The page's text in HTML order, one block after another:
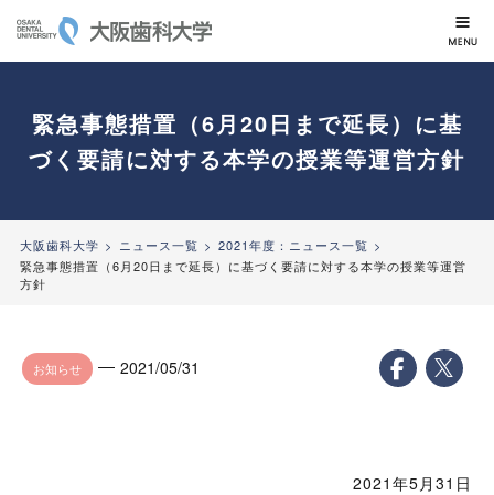
緊急事態措置（6月20日まで延長）に基
づく要請に対する本学の授業等運営方針
大阪歯科大学 ニュース一覧
2021年度：ニュース一覧
緊急事態措置（6月20日まで延長）に基づく要請に対する本学の授業等運営
方針
お知らせ 2021/05/31
2021年5月31日